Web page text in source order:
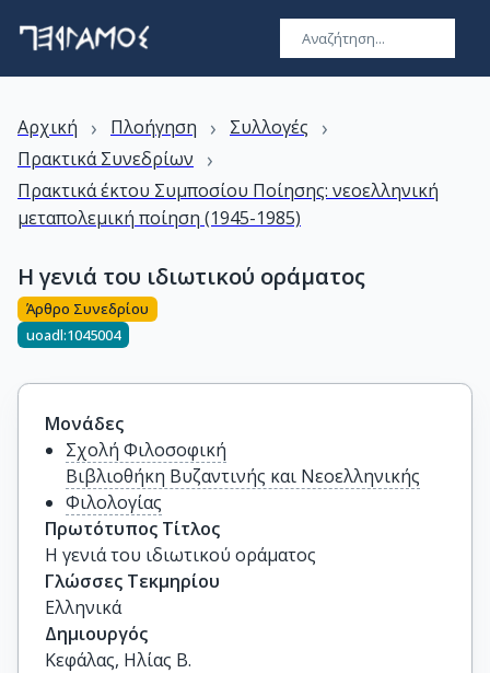
Αρχική › Πλοήγηση › Συλλογές ›
Πρακτικά Συνεδρίων ›
Πρακτικά έκτου Συμποσίου Ποίησης: νεοελληνική
μεταπολεμική ποίηση (1945-1985)
Η γενιά του ιδιωτικού οράματος
Άρθρο Συνεδρίου
uoadl:1045004
Μονάδες
Σχολή Φιλοσοφική
Βιβλιοθήκη Βυζαντινής και Νεοελληνικής
Φιλολογίας
Πρωτότυπος Τίτλος
Η γενιά του ιδιωτικού οράματος
Γλώσσες Τεκμηρίου
Ελληνικά
Δημιουργός
Κεφάλας, Ηλίας Β.